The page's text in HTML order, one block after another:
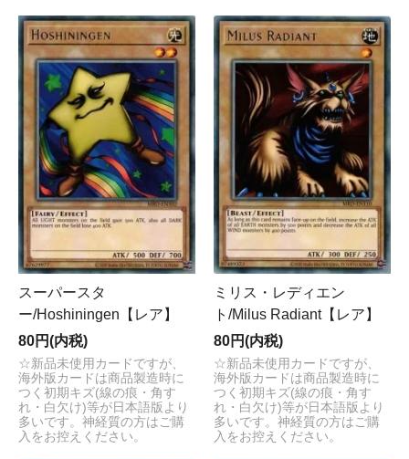
スーパースタ
ー/Hoshiningen【レア】
80円(内税)
☆新品未使用カードですが、
海外版カードは商品製造時に
つく初期キズ(線の痕・角す
れ・白欠け)等が日本語版より
多いです。神経質の方はご購
入をお控えください。
ミリス・レディエン
ト/Milus Radiant【レア】
80円(内税)
☆新品未使用カードですが、
海外版カードは商品製造時に
つく初期キズ(線の痕・角す
れ・白欠け)等が日本語版より
多いです。神経質の方はご購
入をお控えください。